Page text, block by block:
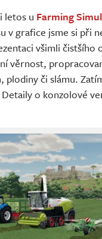
letos u Farming
v grafice jsme si při
všimli čistšího
věrnost,
plodiny či slámu.
o konzolové